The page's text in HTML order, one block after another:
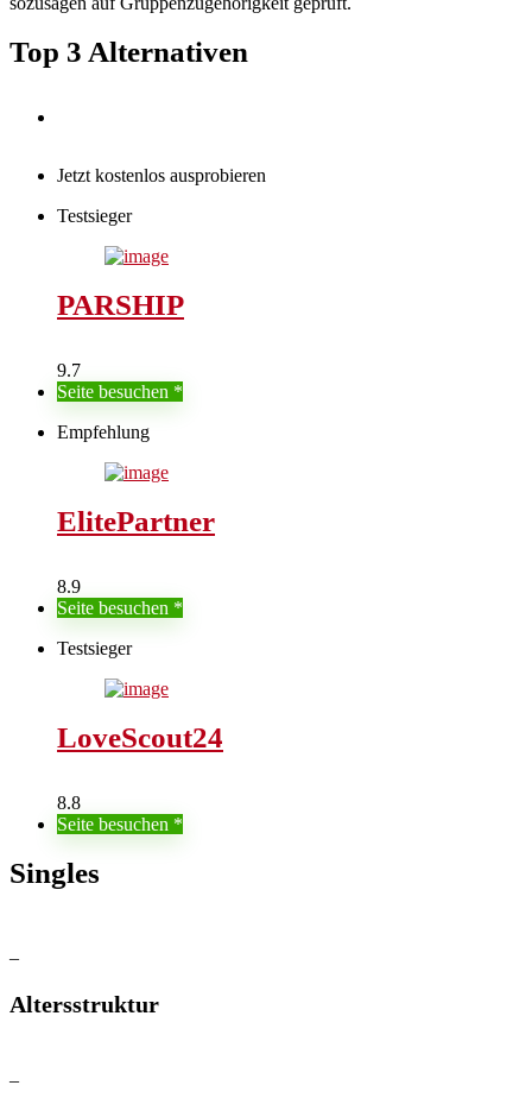
Top 3 Alternativen
Jetzt kostenlos ausprobieren
Testsieger
PARSHIP
9.7
Seite besuchen
Empfehlung
ElitePartner
8.9
Seite besuchen
Testsieger
LoveScout24
8.8
Seite besuchen
Singles
–
Altersstruktur
–